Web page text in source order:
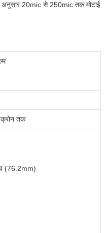
अनुसार 20mic से 250mic तक मोटाई
तक
(76.2mm)